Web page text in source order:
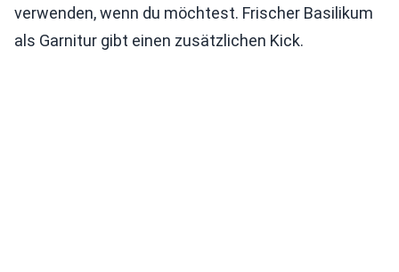
verwenden, wenn du möchtest. Frischer Basilikum
als Garnitur gibt einen zusätzlichen Kick.